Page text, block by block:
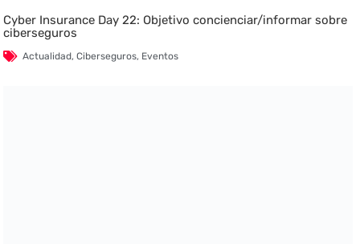
Cyber Insurance Day 22: Objetivo concienciar/informar sobre
ciberseguros
Actualidad,Ciberseguros, Eventos